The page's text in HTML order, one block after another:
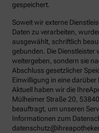
gespeichert.
Soweit wir externe
Daten zu verarbeiten,
ausgewählt, schriftlich
gebunden. Die Dienstleister
weitergeben, sondern sie
Abschluss gesetzlicher
Einwilligung in eine
Aktuell haben wir die
Mülheimer Straße 20,
beauftragt, um unseren
Informationen zum